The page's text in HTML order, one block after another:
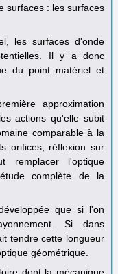
surfaces : les surfaces
les surfaces d'onde
Il y a donc
du point matériel et
approximation
actions qu'elle subit
comparable à la
orifices, réflexion sur
remplacer l'optique
complète de la
que si l'on
Si dans
tendre cette longueur
géométrique.